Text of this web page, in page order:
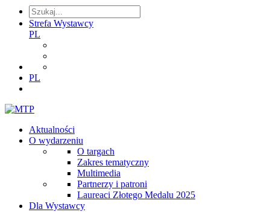
Strefa Wystawcy
PL
PL
Aktualności
O wydarzeniu
O targach
Zakres tematyczny
Multimedia
Partnerzy i patroni
Laureaci Złotego Medalu 2025
Dla Wystawcy